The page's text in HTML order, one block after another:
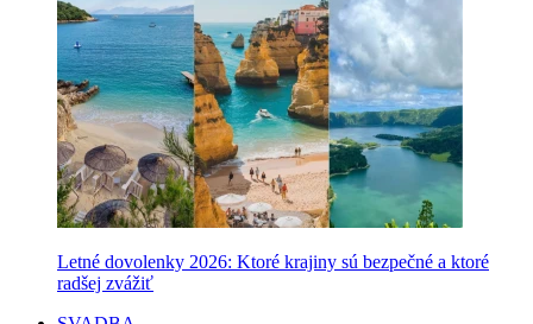
Letné dovolenky 2026: Ktoré krajiny sú bezpečné a ktoré
radšej zvážiť